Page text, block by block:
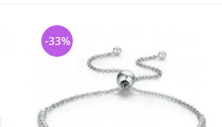
-33%